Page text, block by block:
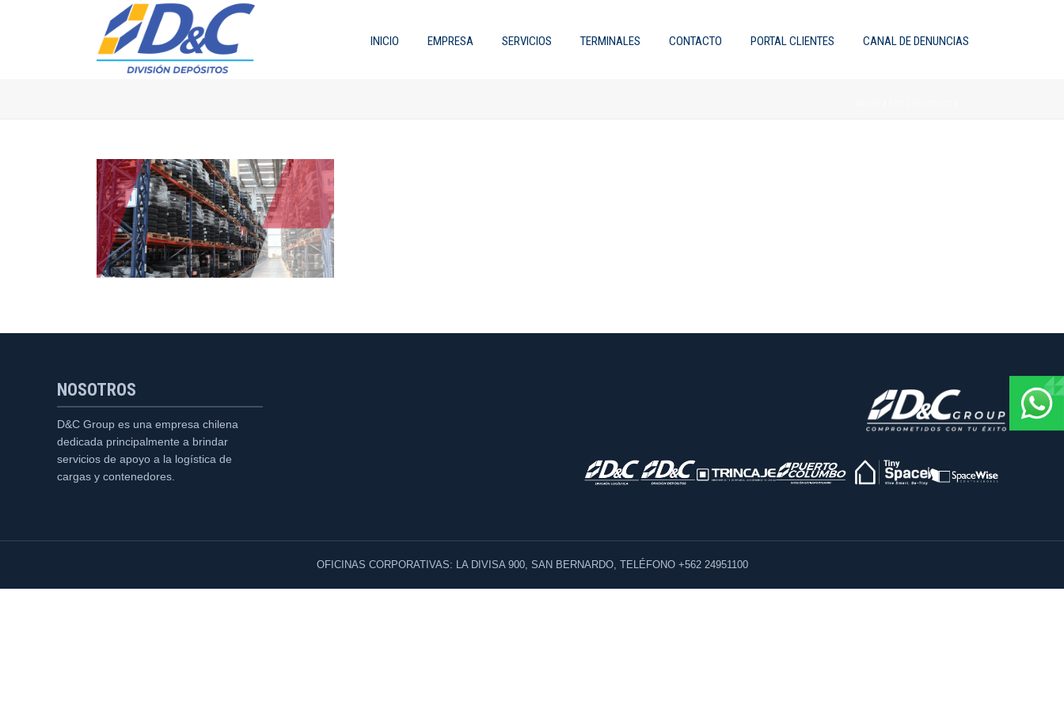
INICIO EMPRESA SERVICIOS TERMINALES CONTACTO PORTAL CLIENTES CANAL DE DENUNCIAS
NOSOTROS
D&C Group es una empresa chilena
dedicada principalmente a brindar
servicios de apoyo a la logística de
cargas y contenedores.
OFICINAS CORPORATIVAS: LA DIVISA 900, SAN BERNARDO, TELÉFONO +562 24951100